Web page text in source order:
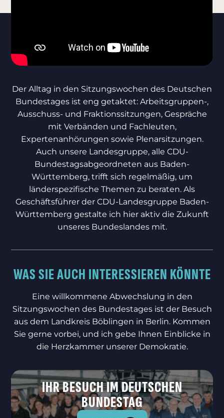
Der Alltag in den Sitzungswochen des Deutschen
Bundestages ist eng getaktet: Arbeitsgruppen-,
Ausschuss- und Fraktionssitzungen, Gespräche
mit Verbänden und Fachleuten,
Expertenanhörungen sowie Plenarsitzungen.
Auch unsere Landesgruppe, alle CDU-
Bundestagsabgeordneten aus Baden-
Württemberg, trifft sich regelmäßig, um
länderspezifische Themen zu beraten. Als
Geschäftsführer der CDU-Landesgruppe Baden-
Württemberg gestalte ich hier aktiv die Zukunft
unseres Bundeslandes mit.
WAS SIE AUCH INTERESSIEREN KÖNNTE
Eine willkommene Abwechslung in den
Sitzungswochen des Bundestages ist der Besuch
aus dem Landkreis Böblingen in Berlin. Kommen
Sie gerne vorbei, und ich gebe Ihnen Einblicke in
die Herzkammer unserer Demokratie.
IHR BESUCH IM DEUTSCHEN
BUNDESTAG